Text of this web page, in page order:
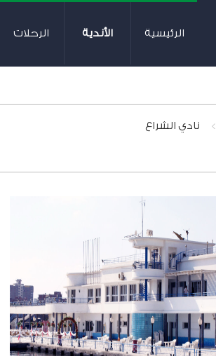
الرئيسية الأندية الرحلات
> نادي الشراع